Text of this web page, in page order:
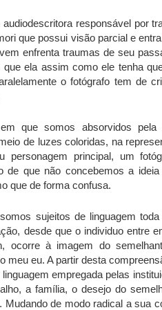
responsável por
que possui visão parcial e
enfrenta traumas de seu
ela assim como ele tenha
o fotógrafo tem de
que somos absorvidos
de luzes coloridas, na
personagem principal, um
de que não concebemos a
que de forma confusa.
sujeitos de linguagem
desde que o individuo entre
ocorre à imagem do
meu eu. A partir desta
empregada pelas
a família, o desejo do
de modo radical a sua